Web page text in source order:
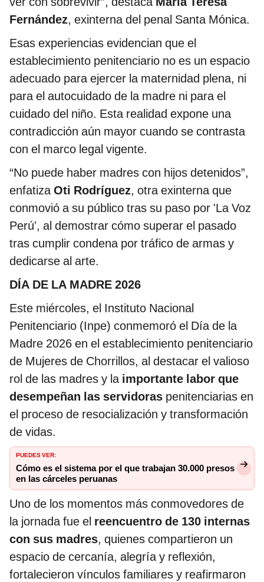
Fernández, exinterna del penal Santa Mónica.
Esas experiencias evidencian que el
establecimiento penitenciario no es un espacio
adecuado para ejercer la maternidad plena, ni
para el autocuidado de la madre ni para el
cuidado del niño. Esta realidad expone una
contradicción aún mayor cuando se contrasta
con el marco legal vigente.
“No puede haber madres con hijos detenidos”,
enfatizaOti Rodríguez, otra exinterna que
conmovió a su público tras su paso por 'La Voz
Perú', al demostrar cómo superar el pasado
tras cumplir condena por tráfico de armas y
dedicarse al arte.
DÍA DE LA MADRE 2026
Este miércoles, el Instituto Nacional
Penitenciario (Inpe) conmemoró el Día de la
Madre 2026 en el establecimiento penitenciario
de Mujeres de Chorrillos, al destacar el valioso
rol de las madres y la importante labor que
desempeñan las servidoras penitenciarias en
el proceso de resocialización y transformación
de vidas.
PUEDES VER:
Cómo es el sistema por el que trabajan 30.000 presos
en las cárceles peruanas
Uno de los momentos más conmovedores de
la jornada fue el reencuentro de 130 internas
con sus madres, quienes compartieron un
espacio de cercanía, alegría y reflexión,
fortalecieron vínculos familiares y reafirmaron